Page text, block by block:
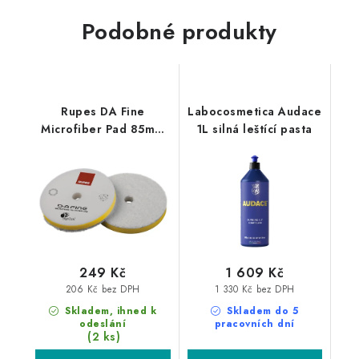
Podobné produkty
Rupes DA Fine
Microfiber Pad 85mm
Skladem, ihned k
odeslání
(2 ks)
206 Kč bez DPH
249 Kč
Labocosmetica Audace
1L silná leštící pasta
Skladem do 5
pracovních dní
1 330 Kč bez DPH
1 609 Kč